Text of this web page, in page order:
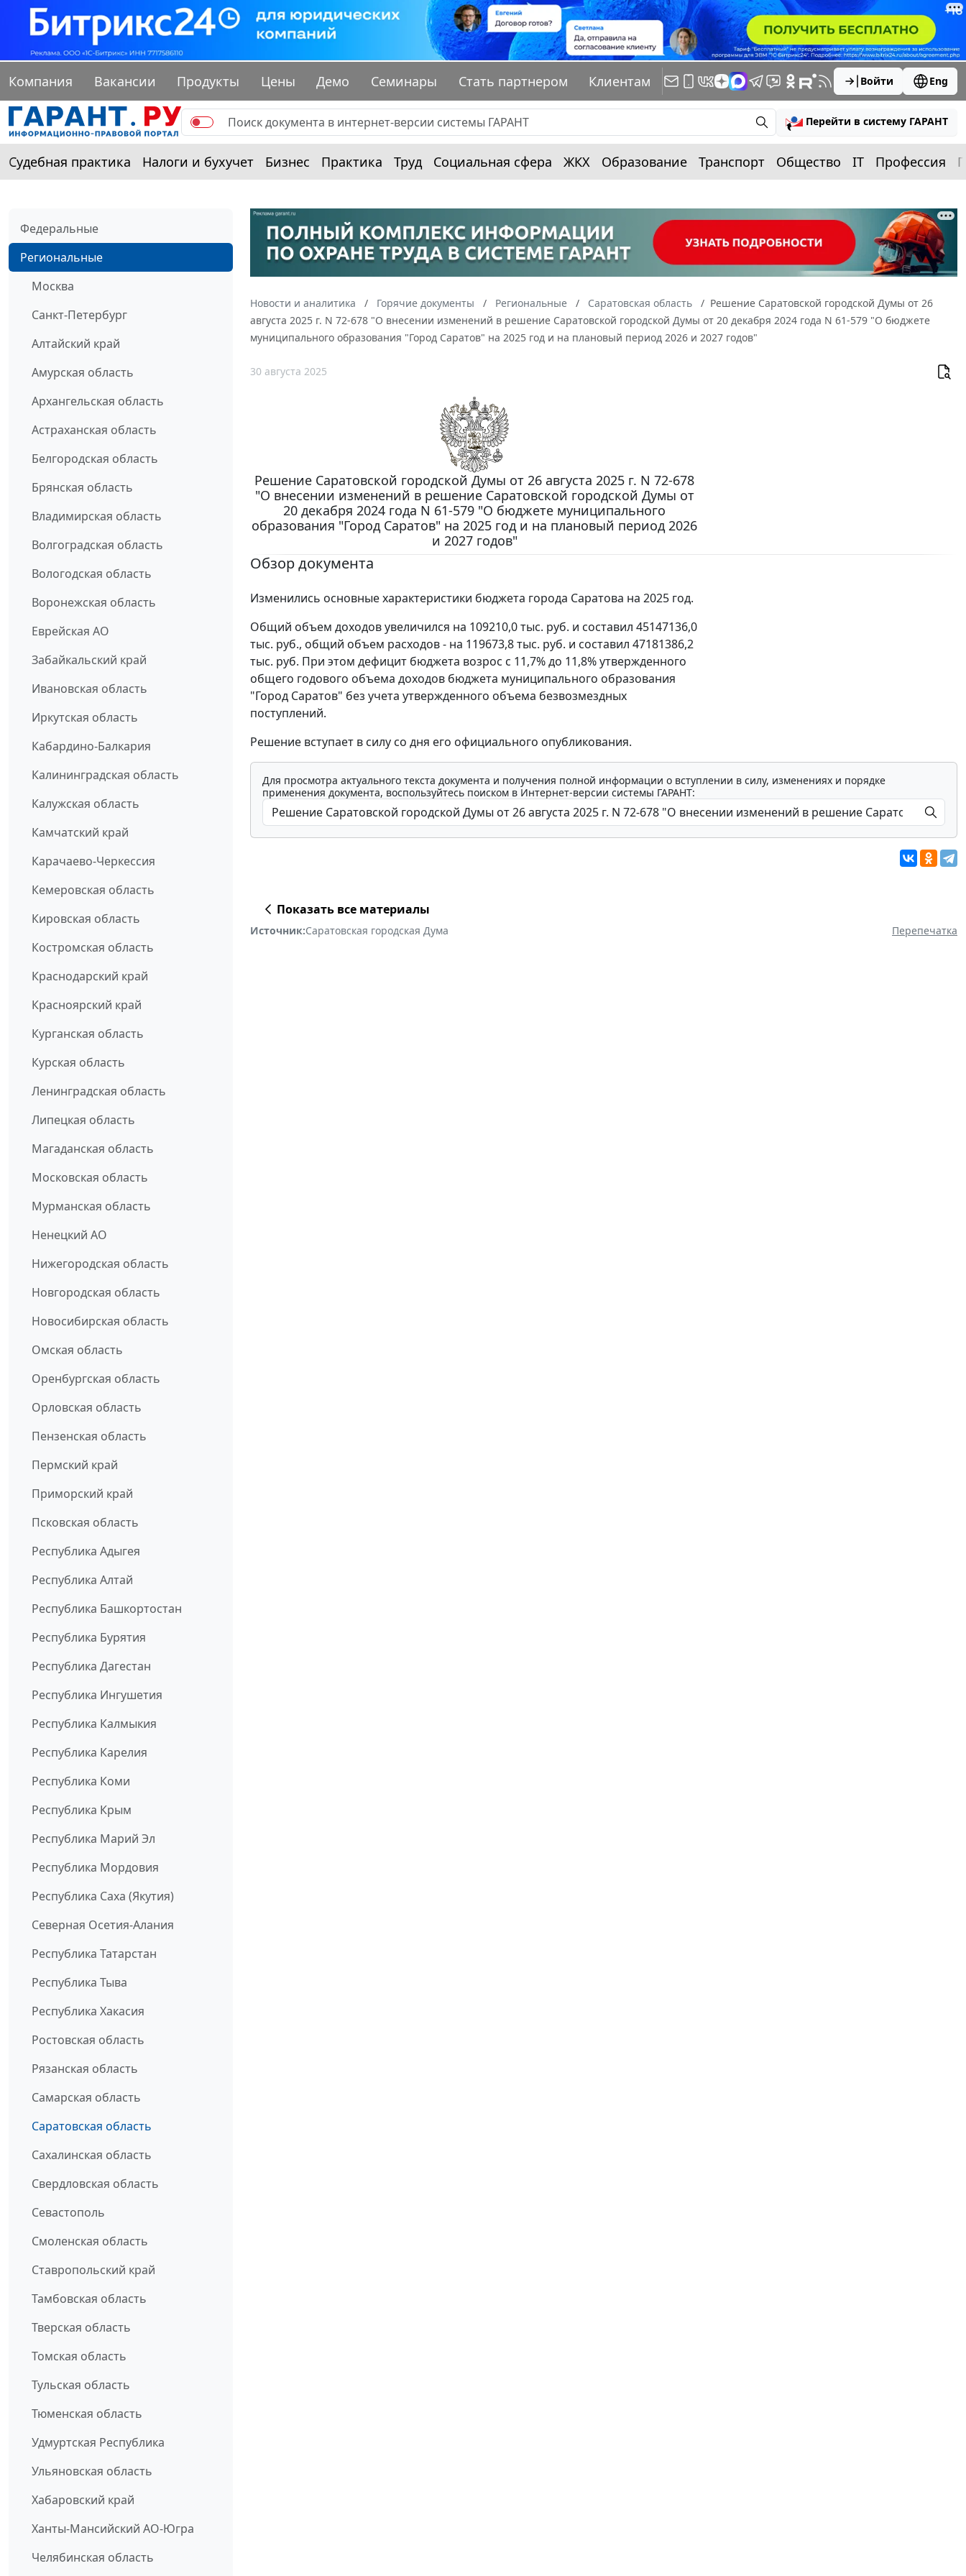
Компания Вакансии Продукты Цены Демо Семинары Стать партнером Клиентам Войти Eng
Перейти в систему ГАРАНТ
Судебная практика Налоги и бухучет Бизнес Практика Труд Социальная сфера ЖКХ Образование Транспорт Общество IT Профессия
Федеральные
Региональные
Москва
Санкт-Петербург
Алтайский край
Амурская область
Архангельская область
Астраханская область
Белгородская область
Брянская область
Владимирская область
Волгоградская область
Вологодская область
Воронежская область
Еврейская АО
Забайкальский край
Ивановская область
Иркутская область
Кабардино-Балкария
Калининградская область
Калужская область
Камчатский край
Карачаево-Черкессия
Кемеровская область
Кировская область
Костромская область
Краснодарский край
Красноярский край
Курганская область
Курская область
Ленинградская область
Липецкая область
Магаданская область
Московская область
Мурманская область
Ненецкий АО
Нижегородская область
Новгородская область
Новосибирская область
Омская область
Оренбургская область
Орловская область
Пензенская область
Пермский край
Приморский край
Псковская область
Республика Адыгея
Республика Алтай
Республика Башкортостан
Республика Бурятия
Республика Дагестан
Республика Ингушетия
Республика Калмыкия
Республика Карелия
Республика Коми
Республика Крым
Республика Марий Эл
Республика Мордовия
Республика Саха (Якутия)
Северная Осетия-Алания
Республика Татарстан
Республика Тыва
Республика Хакасия
Ростовская область
Рязанская область
Самарская область
Саратовская область
Сахалинская область
Свердловская область
Севастополь
Смоленская область
Ставропольский край
Тамбовская область
Тверская область
Томская область
Тульская область
Тюменская область
Удмуртская Республика
Ульяновская область
Хабаровский край
Ханты-Мансийский АО-Югра
Челябинская область
Новости и аналитика Горячие документы Региональные Саратовская область
Решение Саратовской городской Думы от 26
августа 2025 г. N 72-678 "О внесении изменений в решение Саратовской городской Думы от 20 декабря 2024 года N 61-579 "О бюджете
муниципального образования "Город Саратов" на 2025 год и на плановый период 2026 и 2027 годов"
30 августа 2025
Решение Саратовской городской Думы от 26 августа 2025 г. N 72-678
"О внесении изменений в решение Саратовской городской Думы от
20 декабря 2024 года N 61-579 "О бюджете муниципального
образования "Город Саратов" на 2025 год и на плановый период 2026
и 2027 годов"
Обзор документа
Изменились основные характеристики бюджета города Саратова на 2025 год.
Общий объем доходов увеличился на 109210,0 тыс. руб. и составил 45147136,0
тыс. руб., общий объем расходов - на 119673,8 тыс. руб. и составил 47181386,2
тыс. руб. При этом дефицит бюджета возрос с 11,7% до 11,8% утвержденного
общего годового объема доходов бюджета муниципального образования
"Город Саратов" без учета утвержденного объема безвозмездных
поступлений.
Решение вступает в силу со дня его официального опубликования.
Для просмотра актуального текста документа и получения полной информации о вступлении в силу, изменениях и порядке
применения документа, воспользуйтесь поиском в Интернет-версии системы ГАРАНТ:
Показать все материалы
Источник:Саратовская городская Дума Перепечатка